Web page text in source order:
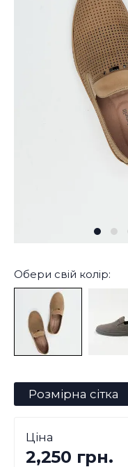
Обери свій колір:
Розмірна сітка
Ціна
2,250 грн.